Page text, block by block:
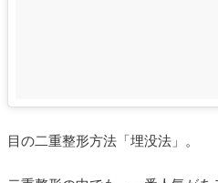
目の二重整形方法「埋没法」。